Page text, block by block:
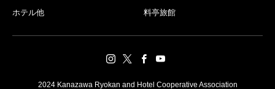
ホテル他
料亭旅館
2024 Kanazawa Ryokan and Hotel Cooperative Association